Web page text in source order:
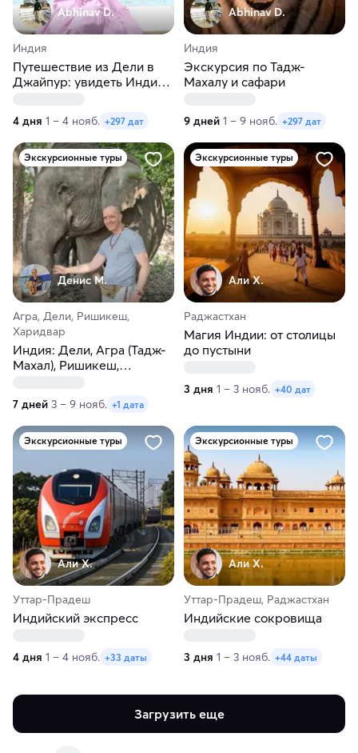
Abhinav D.
Индия
Путешествие из Дели в
Джайпур: увидеть Индию
4 дня 1 – 4 нояб. +297 дат
Abhinav D.
Индия
Экскурсия по Тадж-
Махалу и сафари
9 дней 1 – 9 нояб. +297 дат
Экскурсионные туры
Денис М.
Агра, Дели, Ришикеш,
Харидвар
Индия: Дели, Агра (Тадж-
Махал), Ришикеш,
7 дней 3 – 9 нояб. +1 дата
Экскурсионные туры
Али Х.
Раджастхан
Магия Индии: от столицы
до пустыни
3 дня 1 – 3 нояб. +40 дат
Экскурсионные туры
Али Х.
Уттар-Прадеш
Индийский экспресс
4 дня 1 – 4 нояб. +33 даты
Экскурсионные туры
Али Х.
Уттар-Прадеш, Раджастхан
Индийские сокровища
3 дня 1 – 3 нояб. +44 даты
Загрузить еще